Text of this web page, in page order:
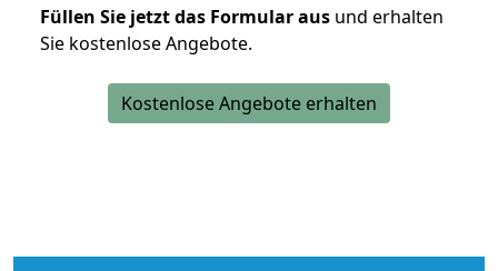
Füllen Sie jetzt das Formular aus und erhalten
Sie kostenlose Angebote.
Kostenlose Angebote erhalten